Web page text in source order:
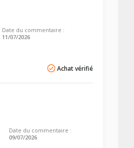
Date du commentaire :
11/07/2026
Achat vérifié
Date du commentaire :
09/07/2026